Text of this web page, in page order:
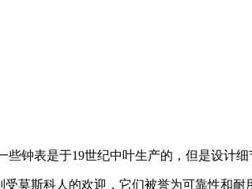
钟表是于19世纪中叶生产的，但是设计
受莫斯科人的欢迎，它们被誉为可靠性和